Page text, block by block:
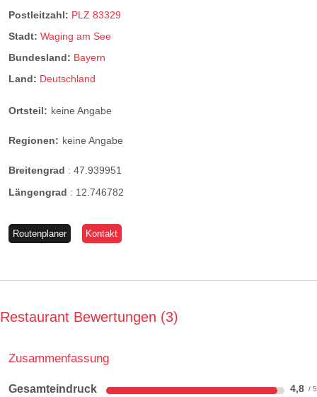
Postleitzahl: PLZ 83329
Stadt: Waging am See
Bundesland: Bayern
Land: Deutschland
Ortsteil: keine Angabe
Regionen: keine Angabe
Breitengrad : 47.939951
Längengrad : 12.746782
Routenplaner Kontakt
Restaurant Bewertungen 3
Zusammenfassung
Gesamteindruck 4,8